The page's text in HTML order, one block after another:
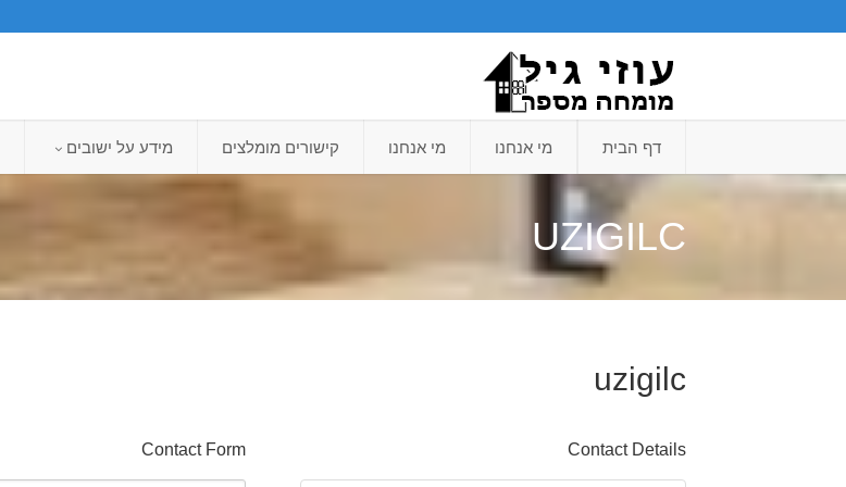
דף הבית מי אנחנו מי אנחנו קישורים מומלצים מידע על ישובים
UZIGILC
uzigilc
Contact Details
Contact Form